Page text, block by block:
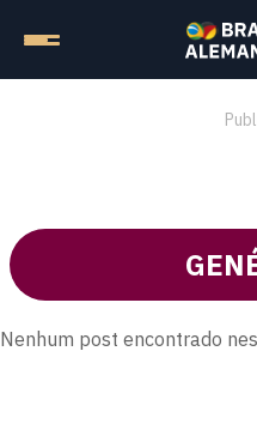
Nenhum post encontrado